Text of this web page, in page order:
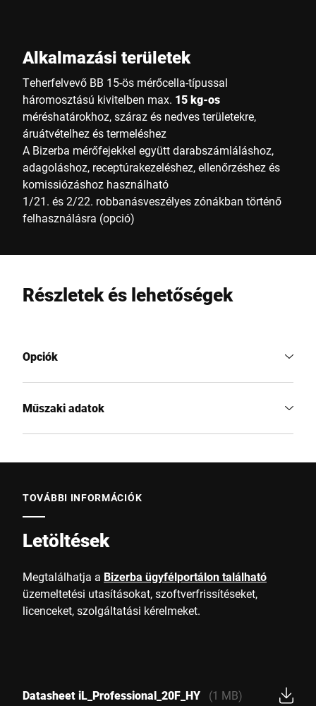
Alkalmazási területek
Teherfelvevő BB 15-ös mérőcella-típussal
háromosztású kivitelben max. 15 kg-os
méréshatárokhoz, száraz és nedves területekre,
áruátvételhez és termeléshez
A Bizerba mérőfejekkel együtt darabszámláláshoz,
adagoláshoz, receptúrakezeléshez, ellenőrzéshez és
komissiózáshoz használható
1/21. és 2/22. robbanásveszélyes zónákban történő
felhasználásra (opció)
Részletek és lehetőségek
Opciók
Műszaki adatok
TOVÁBBI INFORMÁCIÓK
Letöltések
Megtalálhatja a Bizerba ügyfélportálon található
üzemeltetési utasításokat, szoftverfrissítéseket,
licenceket, szolgáltatási kérelmeket.
Datasheet iL_Professional_20F_HY (1 MB)